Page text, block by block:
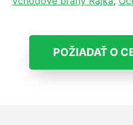
POŽIADAŤ O